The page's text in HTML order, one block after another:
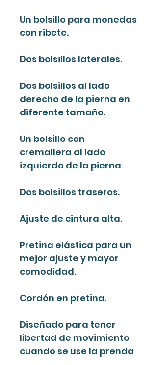
Un bolsillo para monedas
con ribete.
Dos bolsillos laterales.
Dos bolsillos al lado
derecho de la pierna en
diferente tamaño.
Un bolsillo con
cremallera al lado
izquierdo de la pierna.
Dos bolsillos traseros.
Ajuste de cintura alta.
Pretina elástica para un
mejor ajuste y mayor
comodidad.
Cordón en pretina.
Diseñado para tener
libertad de movimiento
cuando se use la prenda